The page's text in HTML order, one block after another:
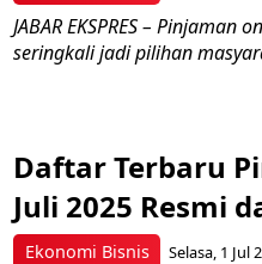
JABAR EKSPRES –
seringkali jadi pilihan
Ekonomi Bisnis
Daftar Terbaru
Juli 2025 Resmi
Selasa, 1 Jul